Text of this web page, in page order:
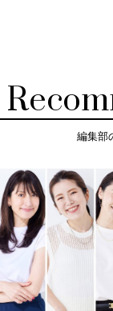
編集部